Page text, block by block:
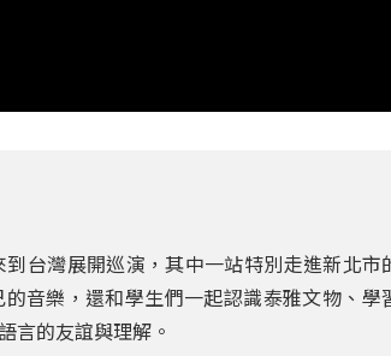
台灣展開巡演，其中一站特別走進新北市
音樂，還和學生們一起認識泰雅文物、學
言的友誼與理解。